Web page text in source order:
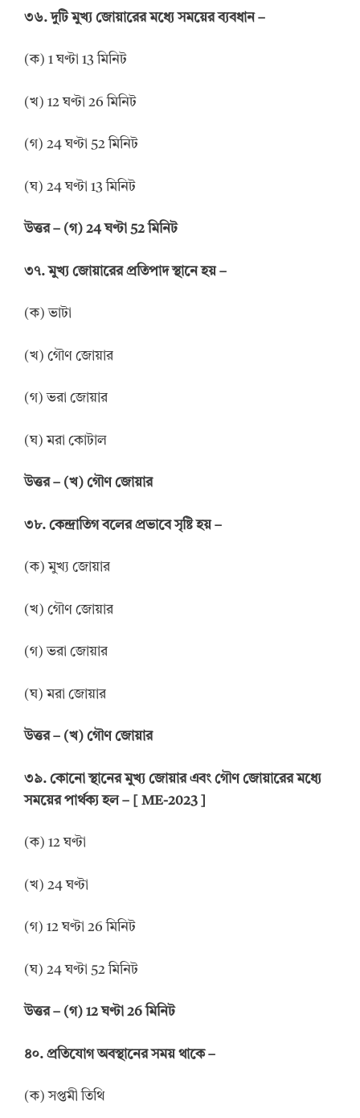
৩৬. দুটি মুখ্য জোয়ারের মধ্যে সময়ের ব্যবধান –
(ক) 1 ঘণ্টা 13 মিনিট
(খ) 12 ঘণ্টা 26 মিনিট
(গ) 24 ঘণ্টা 52 মিনিট
(ঘ) 24 ঘণ্টা 13 মিনিট
উত্তর– (গ) 24 ঘণ্টা 52 মিনিট
৩৭. মুখ্য জোয়ারের প্রতিপাদ স্থানে হয় –
(ক) ভাটা
(খ) গৌণ জোয়ার
(গ) ভরা জোয়ার
(ঘ) মরা কোটাল
উত্তর– (খ) গৌণ জোয়ার
৩৮. কেন্দ্রাতিগ বলের প্রভাবে সৃষ্টি হয় –
(ক) মুখ্য জোয়ার
(খ) গৌণ জোয়ার
(গ) ভরা জোয়ার
(ঘ) মরা জোয়ার
উত্তর– (খ) গৌণ জোয়ার
৩৯. কোনো স্থানের মুখ্য জোয়ার এবং গৌণ জোয়ারের মধ্যে
সময়ের পার্থক্য হল – [ ME-2023 ]
(ক) 12 ঘণ্টা
(খ) 24 ঘণ্টা
(গ) 12 ঘণ্টা 26 মিনিট
(ঘ) 24 ঘণ্টা 52 মিনিট
উত্তর– (গ) 12 ঘণ্টা 26 মিনিট
৪০. প্রতিযোগ অবস্থানের সময় থাকে –
(ক) সপ্তমী তিথি